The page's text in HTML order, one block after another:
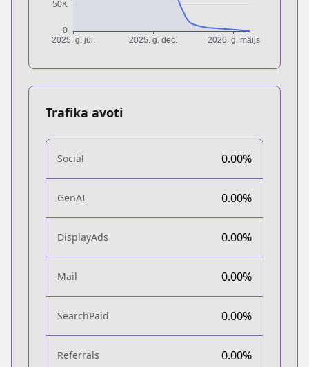
Trafika avoti
Social 0.00%
GenAI 0.00%
DisplayAds 0.00%
Mail 0.00%
SearchPaid 0.00%
Referrals 0.00%